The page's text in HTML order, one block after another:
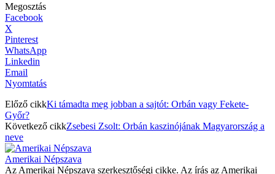
Megosztás
Facebook
X
Pinterest
WhatsApp
Linkedin
Email
Nyomtatás
Előző cikkKi támadta meg jobban a sajtót: Orbán vagy Fekete-
Győr?
Következő cikkZsebesi Zsolt: Orbán kaszinójának Magyarország a
neve
Amerikai Népszava
Az Amerikai Népszava szerkesztőségi cikke. Az írás az Amerikai